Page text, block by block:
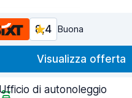
8,4 Buona
Visualizza offerta
Ufficio di autonoleggio